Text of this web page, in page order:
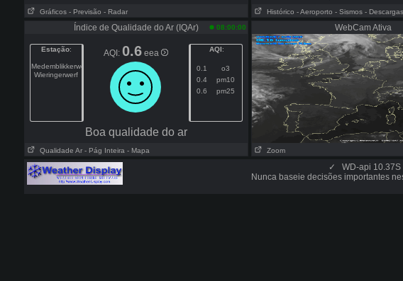
Gráficos - Previsão - Radar Histórico - Aeroporto - Sismos - Descargas
Índice de Qualidade do Ar (IQAr) 08:00:00
Estação:
Medemblikkerweg
Wieringerwerf
AQI: 0.6 eea AQI:
0.1
o3
0.4
pm10
0.6
pm25
Boa qualidade do ar
Qualidade Ar - Pág Inteira - Mapa
WebCam Ativa
Zoom
✓
WD-api
Nunca baseie decisões importantes